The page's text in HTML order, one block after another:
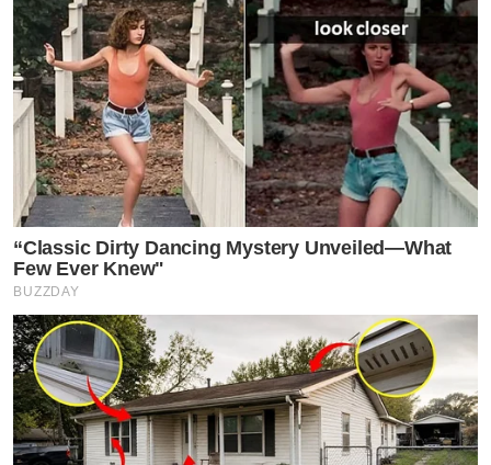
“Classic Dirty Dancing Mystery Unveiled—What
Few Ever Knew"
BUZZDAY